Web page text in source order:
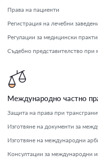
Права на пациенти
Регистрация на лечебни
Регулации за медицински
Съдебно представителство при
Международно частно
Защита на права при
Изготвяне на документи за
Изготвяне на международни
Консултации за международни